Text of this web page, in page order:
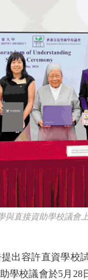
直接資助學校議會上
容許直資學校
學校議會於5月